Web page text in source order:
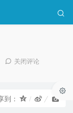
关闭评论
到：